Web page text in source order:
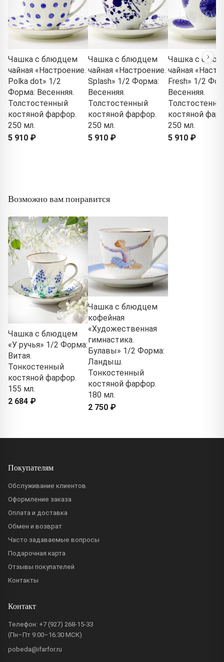
Чашка с блюдцем
чайная «Настроение.
Polka dot» 1/2
Форма: Весенняя.
Толстостенный
костяной фарфор.
250 мл.
5 910 ₽
Чашка с блюдцем
чайная «Настроение.
Splash» 1/2 Форма:
Весенняя.
Толстостенный
костяной фарфор.
250 мл.
5 910 ₽
Чашка с
чайная
Fresh» 1/2
Весенняя.
костяной
250 мл.
5 910 ₽
Возможно вам понравится
Чашка с блюдцем
«У ручья» 1/2 Форма:
Витая.
Тонкостенный
костяной фарфор.
155 мл.
2 684 ₽
Чашка с блюдцем
кофейная
«Художественная
гимнастика.
Булавы» 1/2 Форма:
Ландыш.
Тонкостенный
костяной фарфор.
180 мл.
2 750 ₽
Покупателям
Обслуживание клиентов
Оформление заказа
Оплата и доставка
Обмен и возврат
Часто задаваемые вопросы
Подарочная карта
Отзывы покупателей
Контакты
Контакт
Телефон: +7 (927) 268-15-33
(Пн–Пт 9:00–16:30 МСК)
pobeda@ifarfor.ru